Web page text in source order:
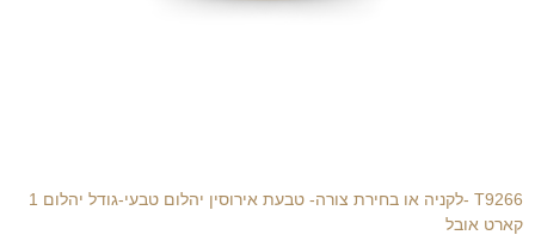
T9266 -לקניה או בחירת צורה- טבעת אירוסין יהלום טבעי-גודל יהלום 1
קארט אובל